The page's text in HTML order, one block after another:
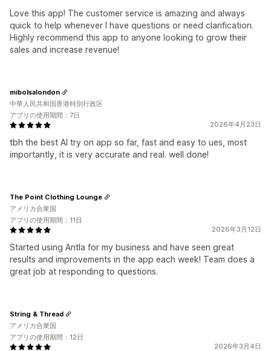
Love this app! The customer service is amazing and always
quick to help whenever I have questions or need clarification.
Highly recommend this app to anyone looking to grow their
sales and increase revenue!
2026年4月23日
tbh the best AI try on app so far, fast and easy to ues, most
importantly, it is very accurate and real. well done!
mibolsalondon
中華人民共和国香港特別行政区
アプリの使用期間：7日
2026年3月12日
Started using Antla for my business and have seen great
results and improvements in the app each week! Team does a
great job at responding to questions.
The Point Clothing Lounge
アメリカ合衆国
アプリの使用期間：11日
2026年3月4日
String & Thread
アメリカ合衆国
アプリの使用期間：12日